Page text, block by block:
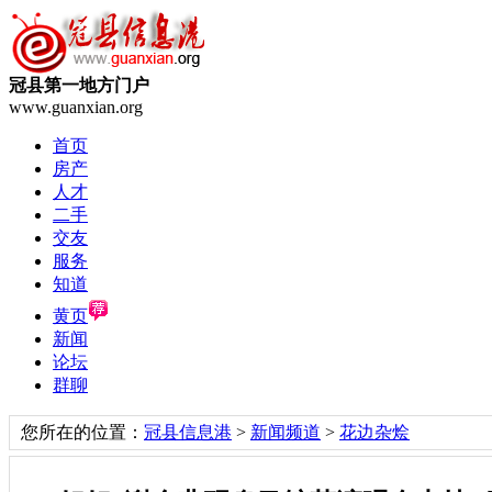
冠县第一地方门户
www.guanxian.org
首页
房产
人才
二手
交友
服务
知道
黄页
新闻
论坛
群聊
您所在的位置： 冠县信息港 > 新闻频道 > 花边杂烩